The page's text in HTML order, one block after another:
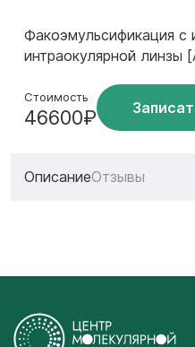
Факоэмульсификация с
интраокулярной линзы
Стоимость
46600₽
ОписаниеОтзывы